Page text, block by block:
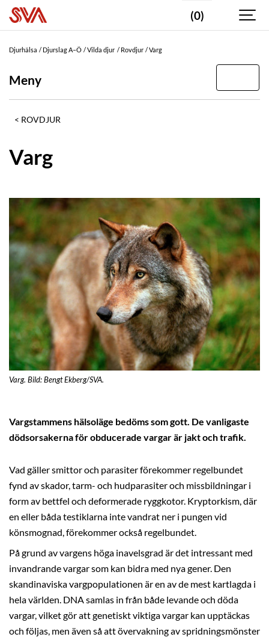
(0)
Djurhälsa Djurslag A–Ö Vilda djur Rovdjur Varg
Meny
ROVDJUR
Varg
Varg. Bild: Bengt Ekberg/SVA.
Vargstammens hälsoläge bedöms som gott. De vanligaste
dödsorsakerna för obducerade vargar är jakt och trafik.
Vad gäller smittor och parasiter förekommer regelbundet
fynd av skador, tarm- och hudparasiter och missbildningar i
form av bettfel och deformerade ryggkotor. Kryptorkism, där
en eller båda testiklarna inte vandrat ner i pungen vid
könsmognad, förekommer också regelbundet.
På grund av vargens höga inavelsgrad är det intressant med
invandrande vargar som kan bidra med nya gener. Den
skandinaviska vargpopulationen är en av de mest kartlagda i
hela världen. DNA samlas in från både levande och döda
vargar, vilket gör att genetiskt viktiga vargar kan upptäckas
och följas, men även så att övervakning av spridningsmönster